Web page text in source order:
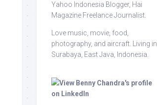
Yahoo Indonesia Blogger, Hai
Magazine Freelance Journalist.
Love music, movie, food,
photography, and aircraft. Living in
Surabaya, East Java, Indonesia.